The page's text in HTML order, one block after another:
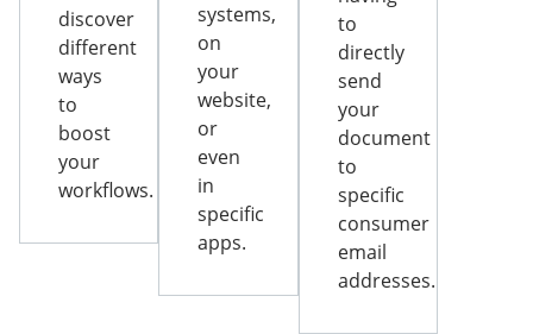
discover
different
ways
to
boost
your
workflows.
systems,
on
your
website,
or
even
in
specific
apps.
to
directly
send
your
document
to
specific
consumer
email
addresses.